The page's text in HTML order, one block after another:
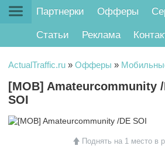
Партнерки Офферы
Статьи Реклама
ActualTraffic.ru » Офферы »
[MOB] Amateurcommunity /
SOI
Поднять на 1 место в